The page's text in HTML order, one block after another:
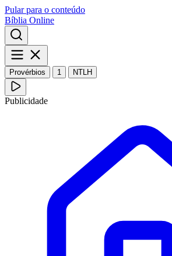
Pular para o conteúdo
Bíblia Online
Provérbios 1 NTLH
Publicidade